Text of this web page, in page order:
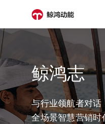
鲸鸿志
与行业领航者对话
全场景智慧营销时